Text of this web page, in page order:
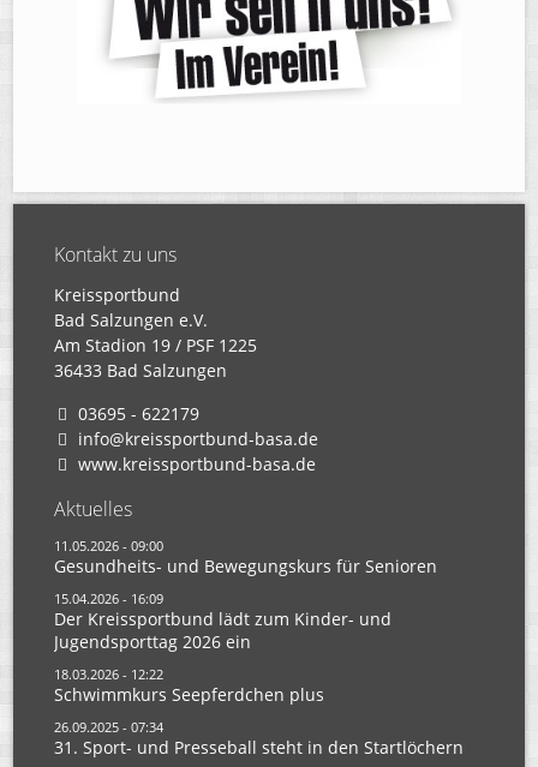
Kontakt zu uns
Kreissportbund
Bad Salzungen e.V.
Am Stadion 19 / PSF 1225
36433 Bad Salzungen
03695 - 622179
info@kreissportbund-basa.de
www.kreissportbund-basa.de
Aktuelles
11.05.2026 - 09:00
Gesundheits- und Bewegungskurs für Senioren
15.04.2026 - 16:09
Der Kreissportbund lädt zum Kinder- und
Jugendsporttag 2026 ein
18.03.2026 - 12:22
Schwimmkurs Seepferdchen plus
26.09.2025 - 07:34
31. Sport- und Presseball steht in den Startlöchern